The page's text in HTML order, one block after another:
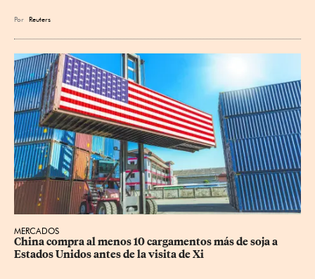
Por Reuters
MERCADOS
China compra al menos 10 cargamentos más de soja a
Estados Unidos antes de la visita de Xi